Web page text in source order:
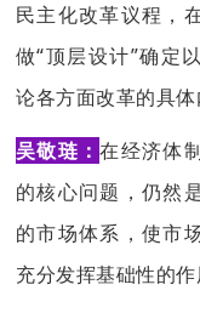
民主化改革议程，
做“顶层设计”确定
论各方面改革的具体
吴敬琏：在经济体
的核心问题，仍然
的市场体系，使市
充分发挥基础性的作